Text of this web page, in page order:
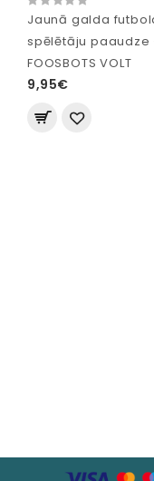
Jaunā galda
spēlētāju paaudze
FOOSBOTS VOLT
9,95€